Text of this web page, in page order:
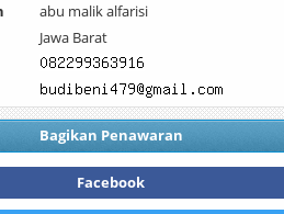
abu malik alfarisi
Jawa Barat
Bagikan Penawaran
Facebook